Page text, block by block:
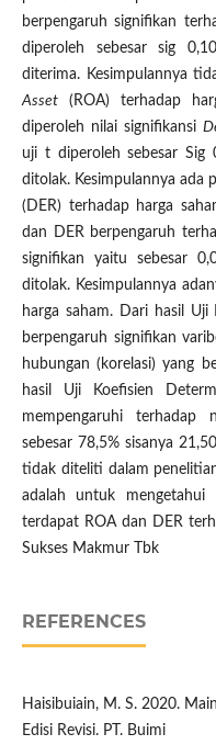
berpengaruh signifikan
diperoleh sebesar sig
diterima. Kesimpulannya
Asset(ROA) terhadap
diperoleh nilai signifikansi
uji t diperoleh sebesar Sig
ditolak. Kesimpulannya ada
(DER) terhadap harga
dan DER berpengaruh
signifikan yaitu sebesar
ditolak. Kesimpulannya
harga saham. Dari hasil Uji
berpengaruh signifikan
hubungan (korelasi) yang
hasil Uji Koefisien
mempengaruhi terhadap
sebesar 78,5% sisanya
tidak diteliti dalam
adalah untuk mengetahui
terdapat ROA dan DER
Sukses Makmur Tbk
REFERENCES
Haisibuiain, M. S. 2020.
Edisi Revisi. PT. Buimi